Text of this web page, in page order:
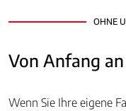
OHNE
Von Anfang
Wenn Sie Ihre eigene